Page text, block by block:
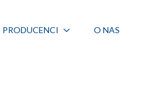
PRODUCENCI O NAS